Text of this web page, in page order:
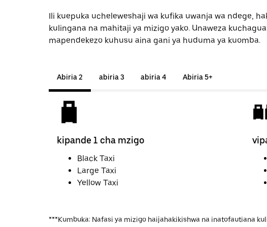
Ili kuepuka ucheleweshaji wa kufika uwanja wa ndege,
kulingana na mahitaji ya mizigo yako. Unaweza
mapendekezo kuhusu aina gani ya huduma ya kuomba.
Abiria 2 abiria 3 abiria 4 Abiria 5+
kipande 1 cha mzigo
Black Taxi
Large Taxi
Yellow Taxi
***Kumbuka: Nafasi ya mizigo haijahakikishwa na inatofautiana